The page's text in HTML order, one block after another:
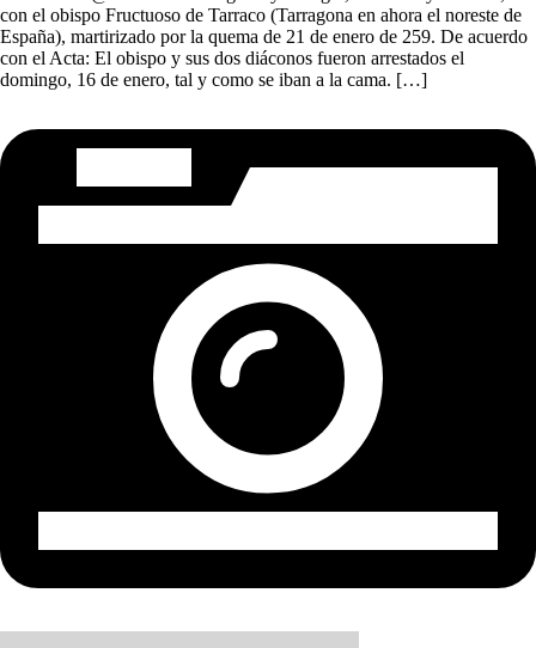
con el obispo Fructuoso de Tarraco (Tarragona en ahora el noreste de
España), martirizado por la quema de 21 de enero de 259. De acuerdo
con el Acta: El obispo y sus dos diáconos fueron arrestados el
domingo, 16 de enero, tal y como se iban a la cama. […]